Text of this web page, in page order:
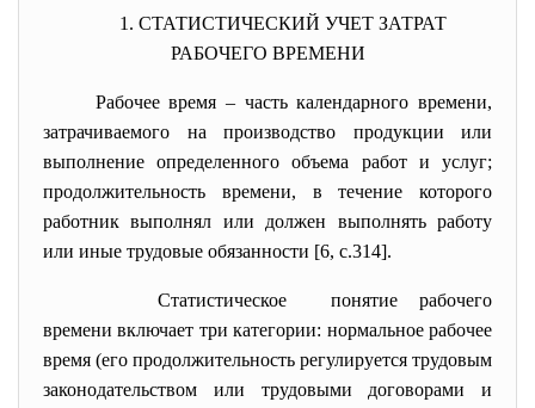
1. СТАТИСТИЧЕСКИЙ УЧЕТ ЗАТРАТ
РАБОЧЕГО ВРЕМЕНИ
Рабочее время – часть календарного времени,
затрачиваемого на производство продукции или
выполнение определенного объема работ и услуг;
продолжительность времени, в течение которого
работник выполнял или должен выполнять работу
или иные трудовые обязанности [6, c.314].
Статистическое понятие рабочего
времени включает три категории: нормальное рабочее
время (его продолжительность регулируется трудовым
законодательством или трудовыми договорами и